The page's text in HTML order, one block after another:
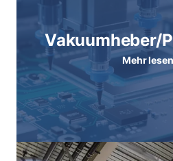
Vakuumheber/
Mehr lesen